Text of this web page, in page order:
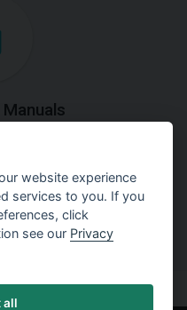
on how
tasks.
website experience
services to you. If you
click
see our Privacy
all